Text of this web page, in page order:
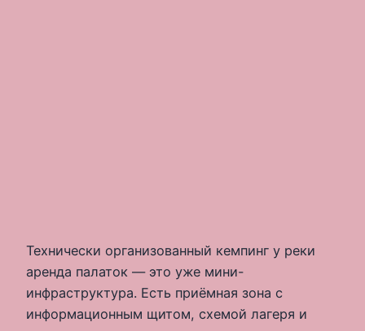
Технически организованный кемпинг у реки
аренда палаток — это уже мини-
инфраструктура. Есть приёмная зона с
информационным щитом, схемой лагеря и